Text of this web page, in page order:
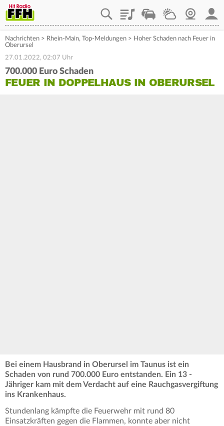
PlaylistStaupilotWetterWebcam
Nachrichten > Rhein-Main, Top-Meldungen > Hoher Schaden nach Feuer in
Oberursel
27.01.2022, 02:07 Uhr
700.000 Euro Schaden
FEUER IN DOPPELHAUS IN OBERURSEL
Bei einem Hausbrand in Oberursel im Taunus ist ein
Schaden von rund 700.000 Euro entstanden. Ein 13 -
Jähriger kam mit dem Verdacht auf eine Rauchgasvergiftung
ins Krankenhaus.
Stundenlang kämpfte die Feuerwehr mit rund 80
Einsatzkräften gegen die Flammen, konnte aber nicht